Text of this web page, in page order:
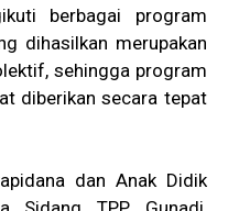
berbagai program
dihasilkan merupakan
sehingga program
diberikan secara tepat
dan Anak Didik